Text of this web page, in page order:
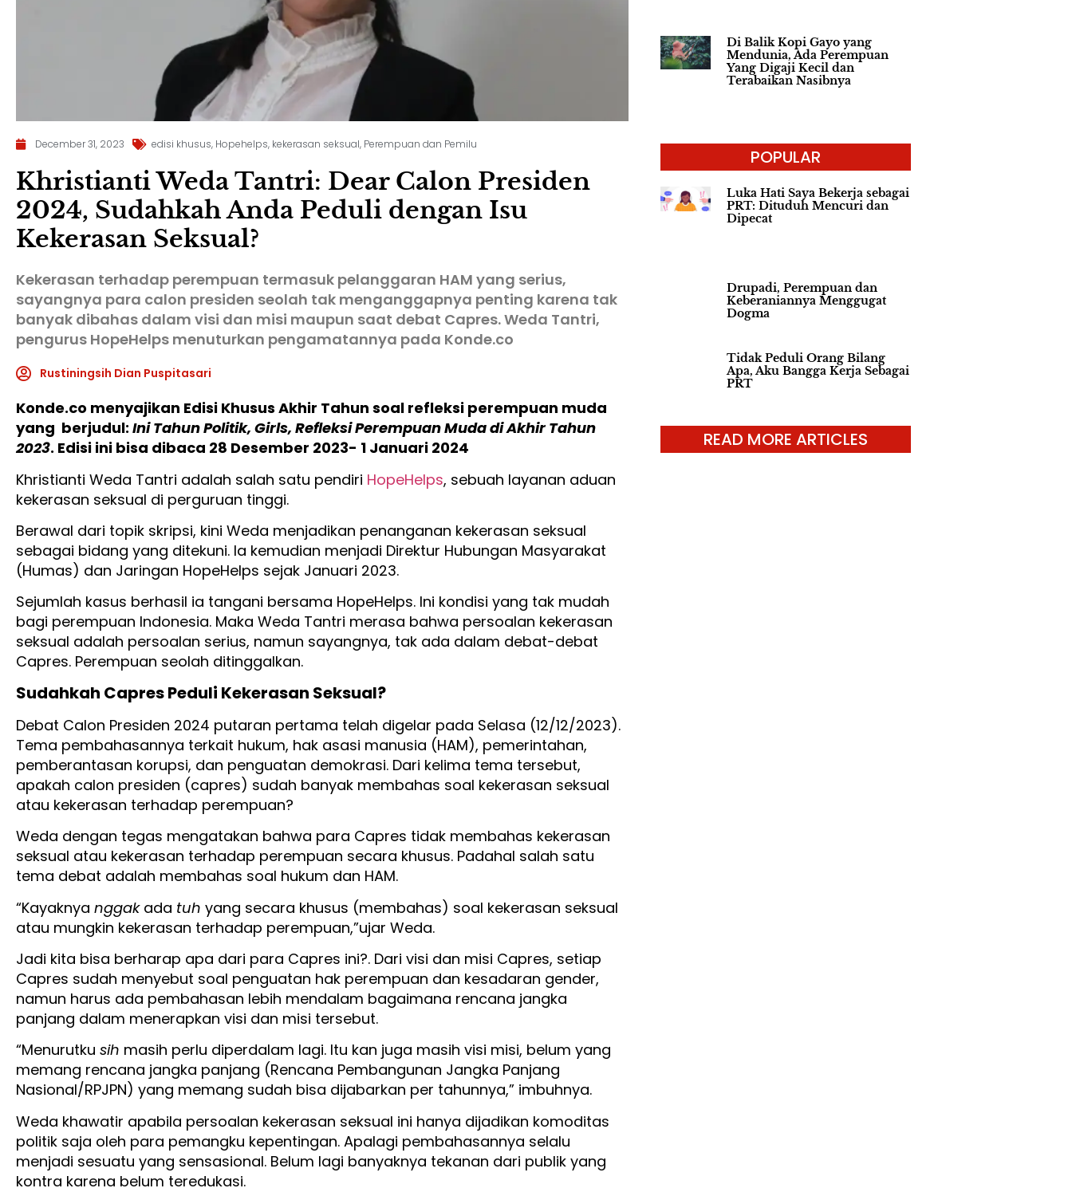
December 31, 2023 edisi khusus, Hopehelps, kekerasan seksual, Perempuan dan Pemilu
Khristianti Weda Tantri: Dear Calon Presiden
2024, Sudahkah Anda Peduli dengan Isu
Kekerasan Seksual?
Kekerasan terhadap perempuan termasuk pelanggaran HAM yang serius,
sayangnya para calon presiden seolah tak menganggapnya penting karena tak
banyak dibahas dalam visi dan misi maupun saat debat Capres. Weda Tantri,
pengurus HopeHelps menuturkan pengamatannya pada Konde.co
Rustiningsih Dian Puspitasari
Konde.co menyajikan Edisi Khusus Akhir Tahun soal refleksi perempuan muda
yang berjudul: Ini Tahun Politik, Girls, Refleksi Perempuan Muda di Akhir Tahun
2023. Edisi ini bisa dibaca 28 Desember 2023- 1 Januari 2024
Khristianti Weda Tantri adalah salah satu pendiri HopeHelps, sebuah layanan aduan
kekerasan seksual di perguruan tinggi.
Berawal dari topik skripsi, kini Weda menjadikan penanganan kekerasan seksual
sebagai bidang yang ditekuni. Ia kemudian menjadi Direktur Hubungan Masyarakat
(Humas) dan Jaringan HopeHelps sejak Januari 2023.
Sejumlah kasus berhasil ia tangani bersama HopeHelps. Ini kondisi yang tak mudah
bagi perempuan Indonesia. Maka Weda Tantri merasa bahwa persoalan kekerasan
seksual adalah persoalan serius, namun sayangnya, tak ada dalam debat-debat
Capres. Perempuan seolah ditinggalkan.
Sudahkah Capres Peduli Kekerasan Seksual?
Debat Calon Presiden 2024 putaran pertama telah digelar pada Selasa (12/12/2023).
Tema pembahasannya terkait hukum, hak asasi manusia (HAM), pemerintahan,
pemberantasan korupsi, dan penguatan demokrasi. Dari kelima tema tersebut,
apakah calon presiden (capres) sudah banyak membahas soal kekerasan seksual
atau kekerasan terhadap perempuan?
Weda dengan tegas mengatakan bahwa para Capres tidak membahas kekerasan
seksual atau kekerasan terhadap perempuan secara khusus. Padahal salah satu
tema debat adalah membahas soal hukum dan HAM.
“Kayaknya nggak ada tuh yang secara khusus (membahas) soal kekerasan seksual
atau mungkin kekerasan terhadap perempuan,”ujar Weda.
Jadi kita bisa berharap apa dari para Capres ini?. Dari visi dan misi Capres, setiap
Capres sudah menyebut soal penguatan hak perempuan dan kesadaran gender,
namun harus ada pembahasan lebih mendalam bagaimana rencana jangka
panjang dalam menerapkan visi dan misi tersebut.
“Menurutku sih masih perlu diperdalam lagi. Itu kan juga masih visi misi, belum yang
memang rencana jangka panjang (Rencana Pembangunan Jangka Panjang
Nasional/RPJPN) yang memang sudah bisa dijabarkan per tahunnya,” imbuhnya.
Weda khawatir apabila persoalan kekerasan seksual ini hanya dijadikan komoditas
politik saja oleh para pemangku kepentingan. Apalagi pembahasannya selalu
menjadi sesuatu yang sensasional. Belum lagi banyaknya tekanan dari publik yang
kontra karena belum teredukasi.
Di Balik Kopi Gayo yang
Mendunia, Ada Perempuan
Yang Digaji Kecil dan
Terabaikan Nasibnya
POPULAR
Luka Hati Saya Bekerja sebagai
PRT: Dituduh Mencuri dan
Dipecat
Drupadi, Perempuan dan
Keberaniannya Menggugat
Dogma
Tidak Peduli Orang Bilang
Apa, Aku Bangga Kerja Sebagai
PRT
READ MORE ARTICLES